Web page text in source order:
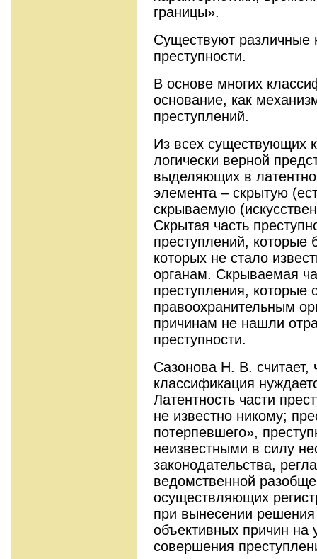
границы».
Существуют различные
преступности.
В основе многих
основание, как
преступлений.
Из всех существующих
логически верной
выделяющих в
элемента – скрытую
скрываемую
Скрытая часть
преступлений,
которых не стало
органам. Скрываемая
преступления, которые
правоохранительным
причинам не нашли
преступности.
Сазонова Н. В. считает,
классификация
Латентность части
не известно никому;
потерпевшего»,
неизвестными в силу
законодательства,
ведомственной
осуществляющих
при вынесении решения
объективных причин на
совершения